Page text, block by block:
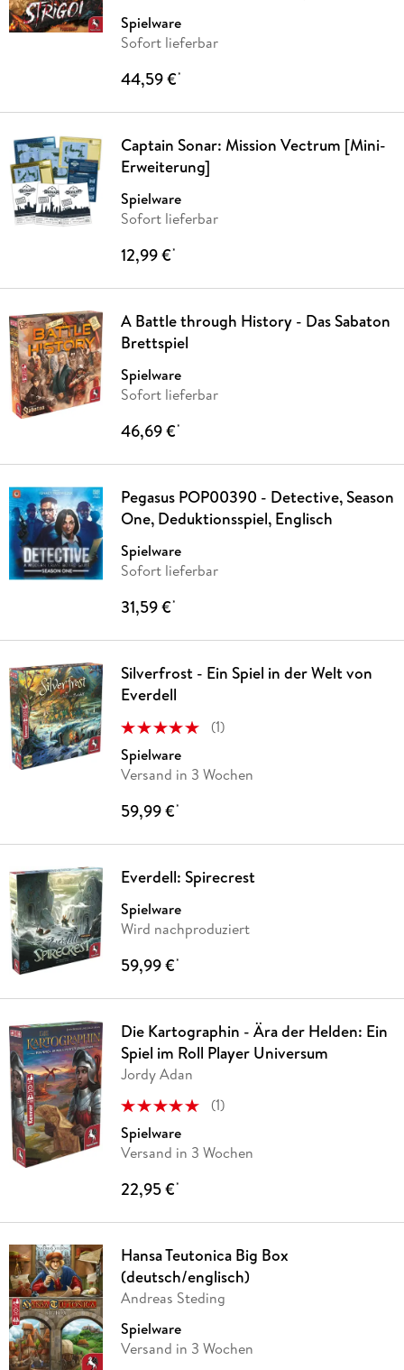
Spielware
Sofort lieferbar
44,59 €*
Captain Sonar: Mission Vectrum [Mini-
Erweiterung]
Spielware
Sofort lieferbar
12,99 €*
A Battle through History - Das Sabaton
Brettspiel
Spielware
Sofort lieferbar
46,69 €*
Pegasus POP00390 - Detective, Season
One, Deduktionsspiel, Englisch
Spielware
Sofort lieferbar
31,59 €*
Silverfrost - Ein Spiel in der Welt von
Everdell
(1)
Spielware
Versand in 3 Wochen
59,99 €*
Everdell: Spirecrest
Spielware
Wird nachproduziert
59,99 €*
Die Kartographin - Ära der Helden: Ein
Spiel im Roll Player Universum
Jordy Adan
(1)
Spielware
Versand in 3 Wochen
22,95 €*
Hansa Teutonica Big Box
(deutsch/englisch)
Andreas Steding
Spielware
Versand in 3 Wochen